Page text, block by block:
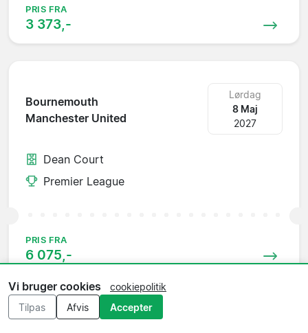
PRIS FRA
3 373,-
Bournemouth
Manchester United
Lørdag
8 Maj
2027
Dean Court
Premier League
PRIS FRA
6 075,-
Vi bruger cookies
cookiepolitik
Tilpas
Afvis Accepter